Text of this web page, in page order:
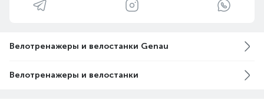
Велотренажеры и велостанки Genau
Велотренажеры и велостанки